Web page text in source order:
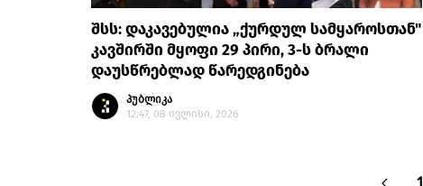
შსს: დაკავებულია „ქურდულ სამყაროსთან"
კავშირში მყოფი 29 პირი, 3-ს ბრალი
დაუსწრებლად წარედგინება
პუბლიკა
12:47, 08 ივლისი, 2026
1